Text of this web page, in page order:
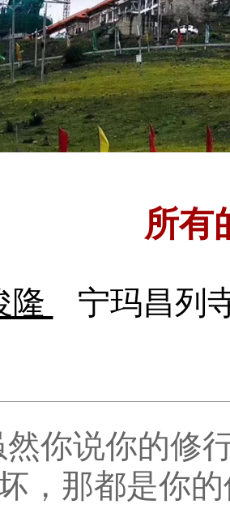
所有
隆 宁玛昌列
你说你的修
，那都是你